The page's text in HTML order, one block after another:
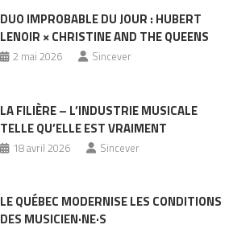
DUO IMPROBABLE DU JOUR : HUBERT
LENOIR × CHRISTINE AND THE QUEENS
2 mai 2026 Sincever
LA FILIÈRE – L’INDUSTRIE MUSICALE
TELLE QU’ELLE EST VRAIMENT
18 avril 2026 Sincever
LE QUÉBEC MODERNISE LES CONDITIONS
DES MUSICIEN·NE·S